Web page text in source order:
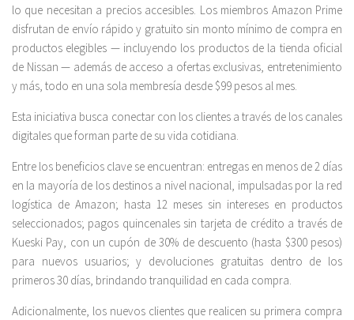
lo que necesitan a precios accesibles. Los miembros Amazon Prime
disfrutan de envío rápido y gratuito sin monto mínimo de compra en
productos elegibles — incluyendo los productos de la tienda oficial
de Nissan — además de acceso a ofertas exclusivas, entretenimiento
y más, todo en una sola membresía desde $99 pesos al mes.
Esta iniciativa busca conectar con los clientes a través de los canales
digitales que forman parte de su vida cotidiana.
Entre los beneficios clave se encuentran: entregas en menos de 2 días
en la mayoría de los destinos a nivel nacional, impulsadas por la red
logística de Amazon; hasta 12 meses sin intereses en productos
seleccionados; pagos quincenales sin tarjeta de crédito a través de
Kueski Pay, con un cupón de 30% de descuento (hasta $300 pesos)
para nuevos usuarios; y devoluciones gratuitas dentro de los
primeros 30 días, brindando tranquilidad en cada compra.
Adicionalmente, los nuevos clientes que realicen su primera compra